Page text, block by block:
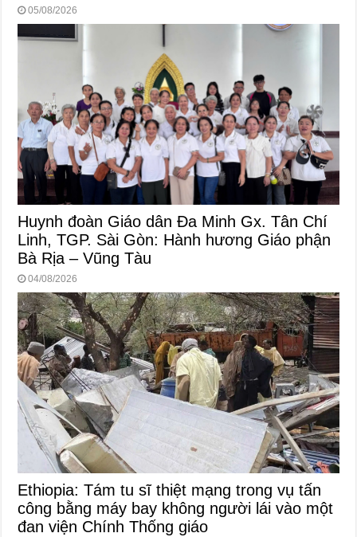
05/08/2026
Huynh đoàn Giáo dân Đa Minh Gx. Tân Chí
Linh, TGP. Sài Gòn: Hành hương Giáo phận
Bà Rịa – Vũng Tàu
04/08/2026
Ethiopia: Tám tu sĩ thiệt mạng trong vụ tấn
công bằng máy bay không người lái vào một
đan viện Chính Thống giáo